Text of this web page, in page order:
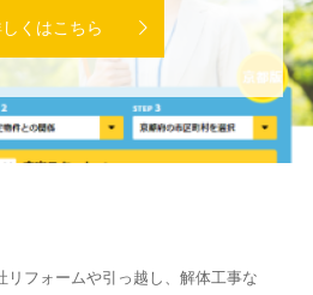
くはこちら
リフォームや引っ越し、解体工事な